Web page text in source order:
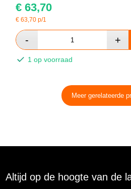
€ 63,70
€63,70 p/1
1 op voorraad
Meer gerelateerde
Altijd op de hoogte van de